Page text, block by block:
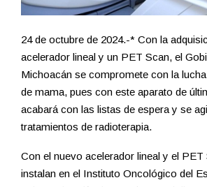
24 de octubre de 2024.-* Con la
acelerador lineal y un PET Scan, el
Michoacán se compromete con la
de mama, pues con este aparato de
acabará con las listas de espera y se
tratamientos de radioterapia.
Con el nuevo acelerador lineal y el PET
instalan en el Instituto Oncológico del